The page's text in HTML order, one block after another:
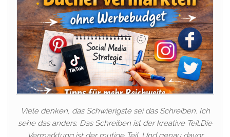
Viele denken, das Schwierigste sei das Schreiben. Ich
sehe das anders. Das Schreiben ist der kreative Teil.Die